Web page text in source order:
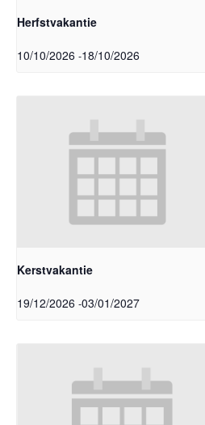
Herfstvakantie
10/10/2026 -18/10/2026
Kerstvakantie
19/12/2026 -03/01/2027